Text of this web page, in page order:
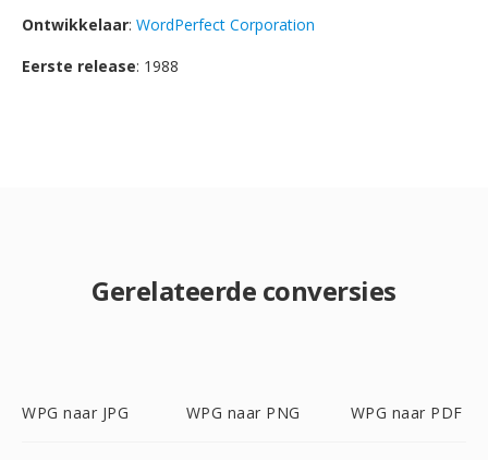
Ontwikkelaar: WordPerfect Corporation
Eerste release: 1988
Gerelateerde conversies
WPG naar JPG WPG naar PNG WPG naar PDF